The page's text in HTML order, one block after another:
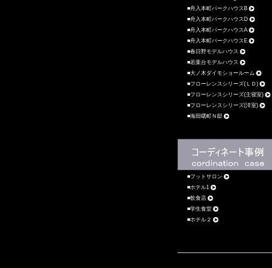
舟入本町パークハウスB
舟入本町パークハウスD
舟入本町パークハウスA
舟入本町パークハウスE
春日野モデルハウス
若葉台モデルハウス
大ノ木ダイモショールーム
フローレンスシリーズ(ＬＤ)
フローレンスシリーズ(主寝室)
フローレンスシリーズ(洋室)
海田曙町Ｎ邸
フットサロン
ホテル1
飲食店
学生食堂
ホテル２